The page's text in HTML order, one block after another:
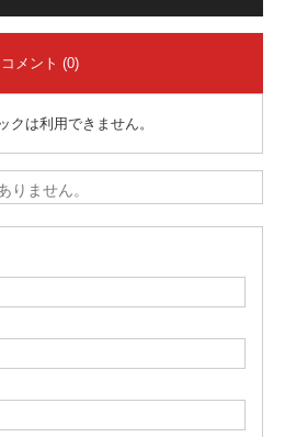
コメント (0)
クは利用できません。
りません。